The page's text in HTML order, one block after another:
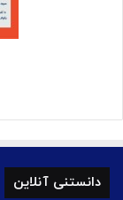
دانستنی آنلاین